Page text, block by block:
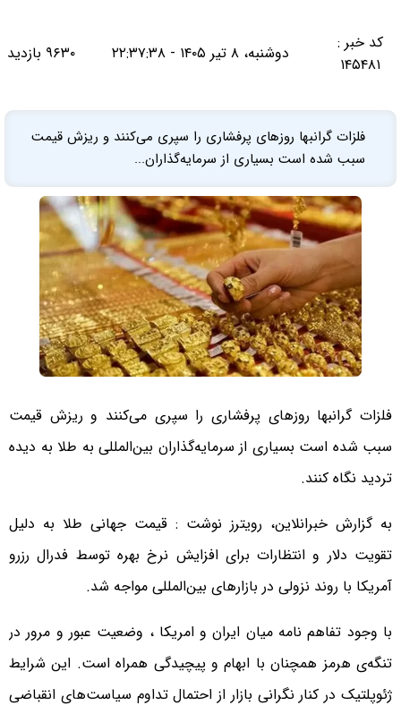
کد خبر :
۱۴۵۴۸۱
دوشنبه، ۸ تیر ۱۴۰۵ - ۲۲:۳۷:۳۸ ۹۶۳۰ بازدید
فلزات گرانبها روزهای پرفشاری را سپری می‌کنند و ریزش قیمت
سبب شده است بسیاری از سرمایه‌گذاران...
فلزات گرانبها روزهای پرفشاری را سپری می‌کنند و ریزش قیمت
سبب شده است بسیاری از سرمایه‌گذاران بین‌المللی به طلا به دیده
تردید نگاه کنند.
به گزارش خبرانلاین، رویترز نوشت : قیمت جهانی طلا به دلیل
تقویت دلار و انتظارات برای افزایش نرخ بهره توسط فدرال رزرو
آمریکا با روند نزولی در بازارهای بین‌المللی مواجه شد.
با وجود تفاهم نامه میان ایران و امریکا ، وضعیت عبور و مرور در
تنگه‌ی هرمز همچنان با ابهام و پیچیدگی همراه است. این شرایط
ژئوپلتیک در کنار نگرانی بازار از احتمال تداوم سیاست‌های انقباضی